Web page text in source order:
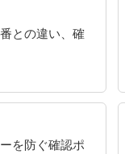
との違い、確
を防ぐ確認ポ